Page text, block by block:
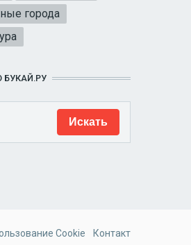
города
БУКАЙ.РУ
Cookie Контакт